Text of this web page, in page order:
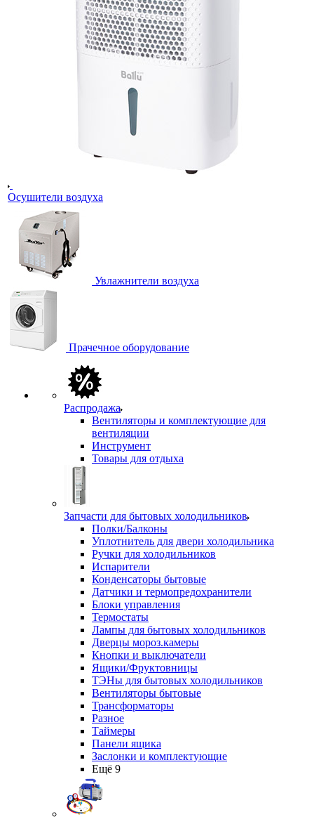
Осушители воздуха
Увлажнители воздуха
Прачечное оборудование
Распродажа
Вентиляторы и комплектующие для
вентиляции
Инструмент
Товары для отдыха
Запчасти для бытовых холодильников
Полки/Балконы
Уплотнитель для двери холодильника
Ручки для холодильников
Испарители
Конденсаторы бытовые
Датчики и термопредохранители
Блоки управления
Термостаты
Лампы для бытовых холодильников
Дверцы мороз.камеры
Кнопки и выключатели
Ящики/Фруктовницы
ТЭНы для бытовых холодильников
Вентиляторы бытовые
Трансформаторы
Разное
Таймеры
Панели ящика
Заслонки и комплектующие
Ещё 9